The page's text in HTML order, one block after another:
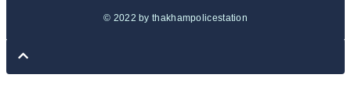
© 2022 by thakhampolicestation